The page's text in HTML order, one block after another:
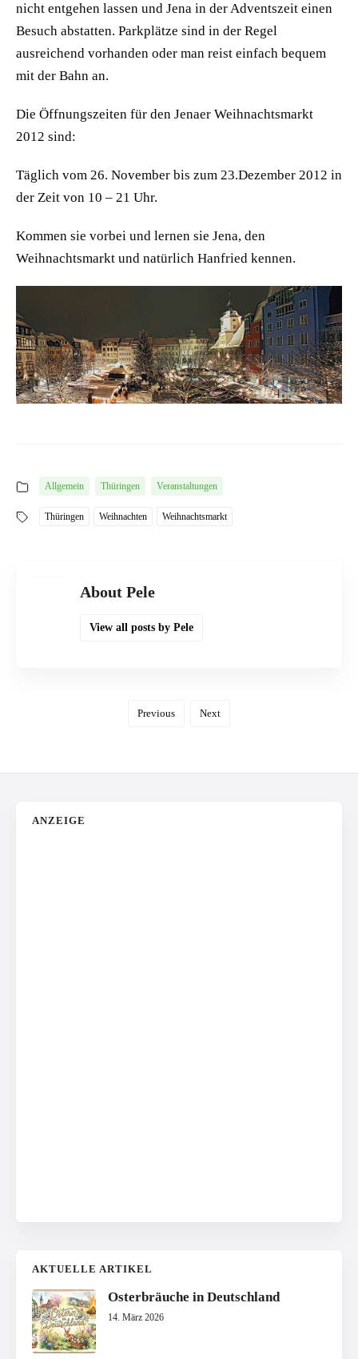
nicht entgehen lassen und Jena in der Adventszeit einen
Besuch abstatten. Parkplätze sind in der Regel
ausreichend vorhanden oder man reist einfach bequem
mit der Bahn an.
Die Öffnungszeiten für den Jenaer Weihnachtsmarkt
2012 sind:
Täglich vom 26. November bis zum 23.Dezember 2012 in
der Zeit von 10 – 21 Uhr.
Kommen sie vorbei und lernen sie Jena, den
Weihnachtsmarkt und natürlich Hanfried kennen.
Allgemein Thüringen Veranstaltungen
Thüringen Weihnachten Weihnachtsmarkt
About Pele
View all posts by Pele
Previous Next
ANZEIGE
AKTUELLE ARTIKEL
Osterbräuche in Deutschland
14. März 2026